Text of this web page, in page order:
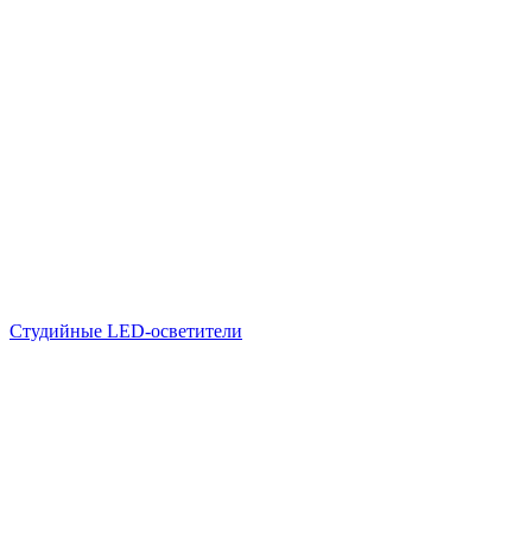
Студийные LED-осветители